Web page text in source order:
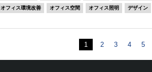
オフィス環境改善 オフィス空間 オフィス照明 デザイン
1 2 3 4 5